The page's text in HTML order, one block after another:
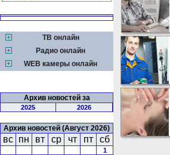
ТВ онлайн
Радио онлайн
WEB камеры онлайн
Архив новостей за
2025 2026
Архив новостей (Август 2026)
вс пн вт ср чт пт сб
1